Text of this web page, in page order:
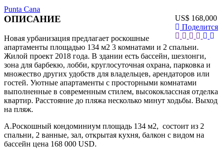
Punta Cana
US$ 168,000
Поделится
ОПИСАНИЕ
Новая урбанизация предлагает роскошные
апартаменты площадью 134 м2 3 комнатами и 2 спальни.
Жилой проект 2018 года. В здании есть бассейн, шезлонги,
зона для барбекю, лобби, круглосуточная охрана, парковка и
множество других удобств для владельцев, арендаторов или
гостей. Уютные апартаменты с просторными комнатами
выполненные в современным стилем, высококлассная отделка
квартир. Расстояние до пляжа несколько минут ходьбы. Выход
на пляж.
А.Роскошный кондоминиум площадь 134 м2, состоит из 2
спальни, 2 ванные, зал, открытая кухня, балкон с видом на
бассейн цена 168 000 USD.